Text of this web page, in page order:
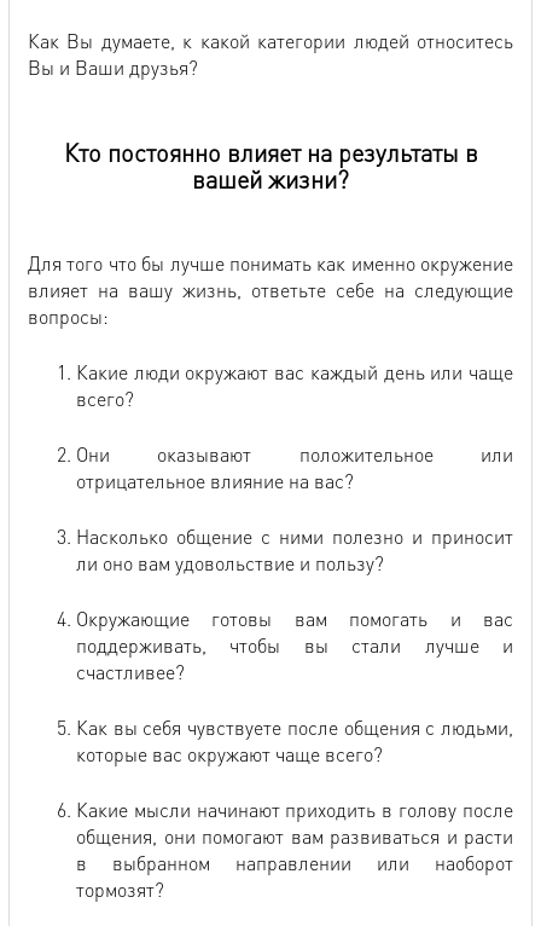
Как Вы думаете, к какой категории людей относитесь
Вы и Ваши друзья?
Кто постоянно влияет на результаты в
вашей жизни?
Для того что бы лучше понимать как именно окружение
влияет на вашу жизнь, ответьте себе на следующие
вопросы:
Какие люди окружают вас каждый день или чаще
всего?
Они оказывают положительное или
отрицательное влияние на вас?
Насколько общение с ними полезно и приносит
ли оно вам удовольствие и пользу?
Окружающие готовы вам помогать и вас
поддерживать, чтобы вы стали лучше и
счастливее?
Как вы себя чувствуете после общения с людьми,
которые вас окружают чаще всего?
Какие мысли начинают приходить в голову после
общения, они помогают вам развиваться и расти
в выбранном направлении или наоборот
тормозят?